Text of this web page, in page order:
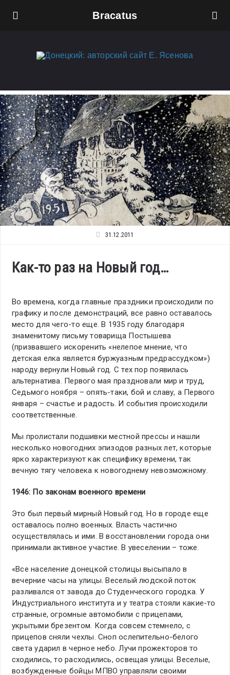
Bracatus
31.12.2011
Как-то раз на Новый год…
Во времена, когда главные праздники происходили по
графику и после демонстраций, все равно оставалось
место для чего-то еще. В 1935 году благодаря
знаменитому письму товарища Постышева
(призвавшего искоренить «нелепое мнение, что
детская елка является буржуазным предрассудком»)
народу вернули Новый год. С тех пор появилась
альтернатива. Первого мая праздновали мир и труд,
Седьмого ноября – опять-таки, бой и славу, а Первого
января – счастье и радость. И события происходили
соответственные.
Мы пролистали подшивки местной прессы и нашли
несколько новогодних эпизодов разных лет, которые
ярко характеризуют как специфику времени, так
вечную тягу человека к новогоднему невозможному.
1946: По законам военного времени
Это был первый мирный Новый год. Но в городе еще
оставалось полно военных. Власть частично
осуществлялась и ими. В восстановлении города они
принимали активное участие. В увеселении – тоже.
«Все население донецкой столицы высыпало в
вечерние часы на улицы. Веселый людской поток
разливался от завода до Студенческого городка. У
Индустриального института и у театра стояли какие-то
странные, огромные автомобили с прицепами,
укрытыми брезентом. Когда совсем стемнело, с
прицепов сняли чехлы. Сноп ослепительно-белого
света ударил в черное небо. Лучи прожекторов то
сходились, то расходились, освещая улицы. Веселые,
возбужденные бойцы МПВО управляли своими